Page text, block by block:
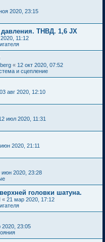
2020, 23:15
ТНВД. 1,6 JX
11:12
« 12 окт 2020, 07:52
и сцепление
03 авг 2020, 12:10
июл 2020, 11:31
2020, 21:11
июн 2020, 23:28
головки шатуна.
« 21 мар 2020, 17:12
2020, 23:05